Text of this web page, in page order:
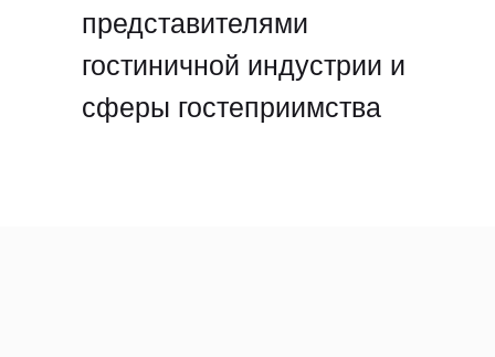
представителями
гостиничной индустрии и
сферы гостеприимства